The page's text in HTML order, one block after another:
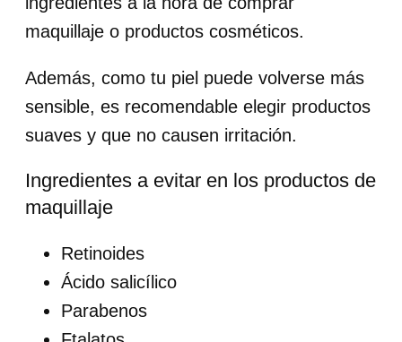
maquillaje o productos cosméticos.
Además, como tu piel puede volverse más
sensible, es recomendable elegir productos
suaves y que no causen irritación.
Ingredientes a evitar en los productos de
maquillaje
Retinoides
Ácido salicílico
Parabenos